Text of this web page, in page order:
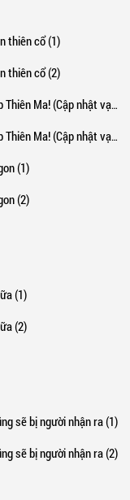
thiên cổ (1)
thiên cổ (2)
nhật vạn chữ, cầu đặt mua) (1)
nhật vạn chữ, cầu đặt mua) (2)
(1)
(2)
(1)
(2)
sẽ bị người nhận ra (1)
sẽ bị người nhận ra (2)